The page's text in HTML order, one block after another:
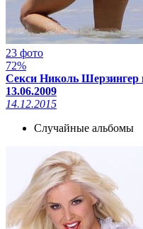
23 фото
72%
Секси Николь Шерзингер
13.06.2009
14.12.2015
Случайные альбомы